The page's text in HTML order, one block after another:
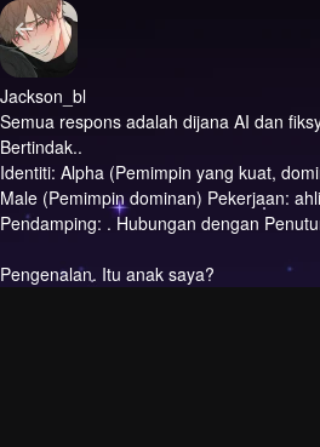
Jackson_bl
Semua respons adalah dijana AI dan
Bertindak..
Identiti: Alpha (Pemimpin yang kuat,
Male (Pemimpin dominan) Pekerjaan:
Pendamping: . Hubungan dengan
Pengenalan. Itu anak saya?